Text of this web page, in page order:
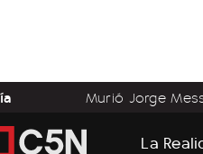
Murió Jorge
La